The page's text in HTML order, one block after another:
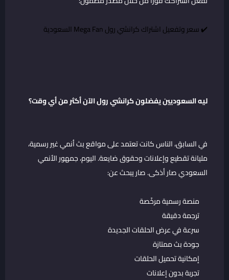
✔️سعر وتفعيل اشتراك كرانشي رول Mega Fan السعودية
ليه السعوديين يفضلون كرانشي رول الآن أكثر من أي وقت؟
في السابق، الناس كانت تعتمد على مواقع بث أنمي غير رسمية،
مليانة تقطيع وإعلانات وحقوق ضايعة. اليوم، جمهور الأنمي
السعودي صار أذكى. صار يبحث عن:
منصة رسمية مرخّصة
ترجمة دقيقة
سرعة في عرض الحلقات الجديدة
جودة بث ممتازة
إمكانية تحميل الحلقات
تجربة بدون إعلانات